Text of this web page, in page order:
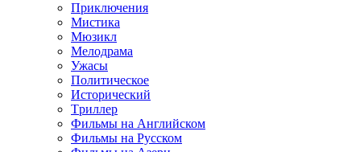
Приключения
Мистика
Мюзикл
Мелодрама
Ужасы
Политическое
Исторический
Tриллер
Фильмы на Английском
Фильмы на Русском